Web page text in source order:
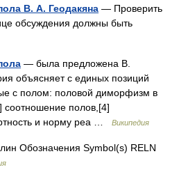
В. А. Геодакяна — Проверить
обсуждения должны быть
— была предложена В.
объясняет с единых позиций
с полом: половой диморфизм в
соотношение полов,[4]
и норму реа …
Википедия
Обозначения Symbol(s) RELN